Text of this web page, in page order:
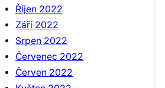
Říjen 2022
Září 2022
Srpen 2022
Červenec 2022
Červen 2022